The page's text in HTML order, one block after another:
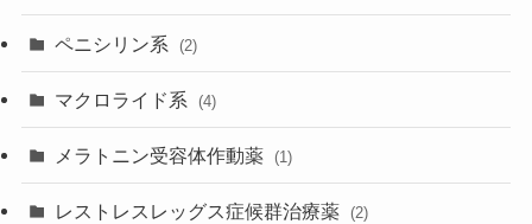
ペニシリン系 (2)
マクロライド系 (4)
メラトニン受容体作動薬 (1)
レストレスレッグス症候群治療薬 (2)